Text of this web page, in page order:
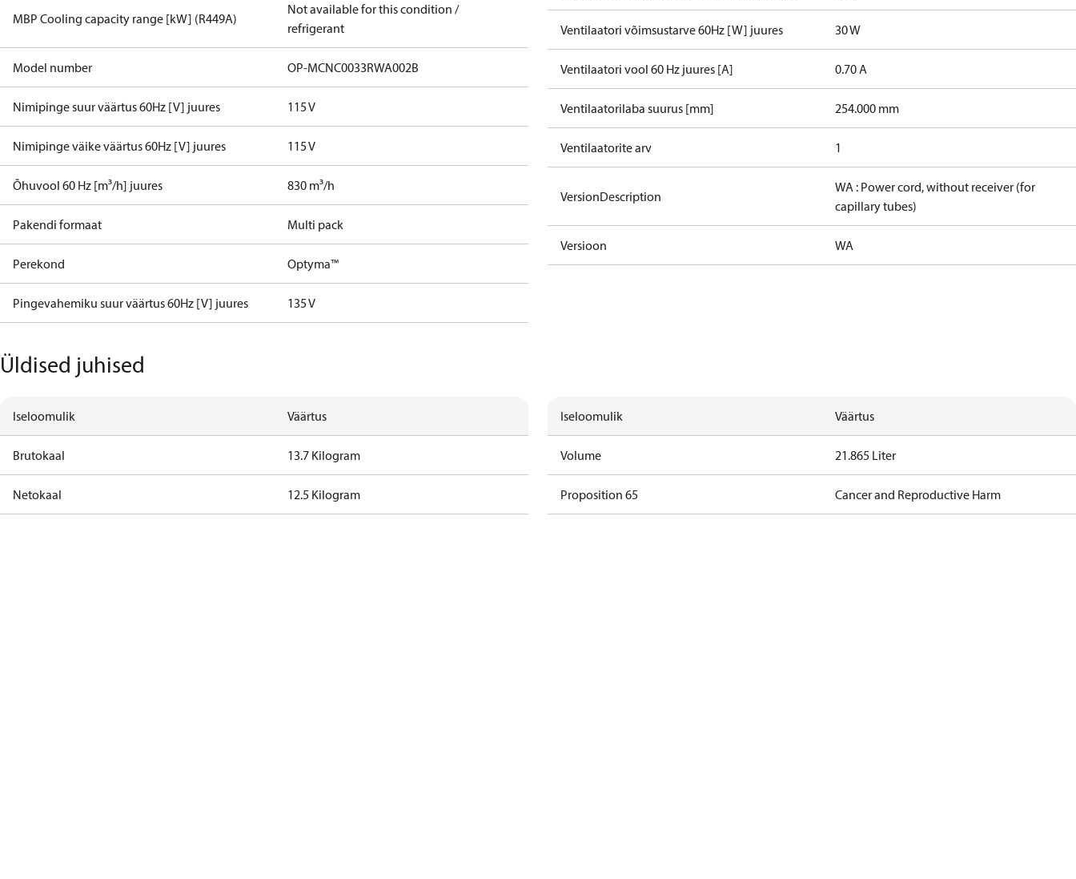
MBP Cooling capacity range [kW] (R449A)
Not available for this condition /
refrigerant
Model number OP-MCNC0033RWA002B​
Nimipinge suur väärtus 60Hz [V] juures 115 V
Nimipinge väike väärtus 60Hz [V] juures 115 V
Õhuvool 60 Hz [m³/h] juures 830 m³/h
Pakendi formaat Multi pack
Perekond Optyma™
Pingevahemiku suur väärtus 60Hz [V] juures 135 V
Ventilaatori võimsustarve 60Hz [W] juures 30 W
Ventilaatori vool 60 Hz juures [A] 0.70 A
Ventilaatorilaba suurus [mm] 254.000 mm
Ventilaatorite arv 1
VersionDescription
WA : Power cord, without receiver (for
capillary tubes)
Versioon WA
Üldised juhised
Iseloomulik Väärtus
Brutokaal 13.7 Kilogram
Netokaal 12.5 Kilogram
Iseloomulik Väärtus
Volume 21.865 Liter
Proposition 65 Cancer and Reproductive Harm